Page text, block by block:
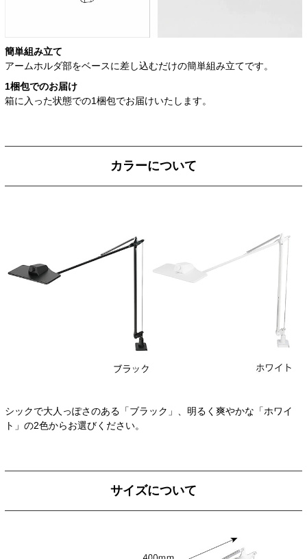
簡単組み立て
アームホルダ部をベースに差し込むだけの簡単組み立てです。
1梱包でのお届け
箱に入った状態での1梱包でお届けいたします。
カラーについて
シックで大人っぽさのある「ブラック」、明るく爽やかな「ホワイ
ト」の2色からお選びください。
サイズについて